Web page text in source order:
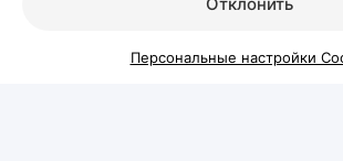
Персональные настройки